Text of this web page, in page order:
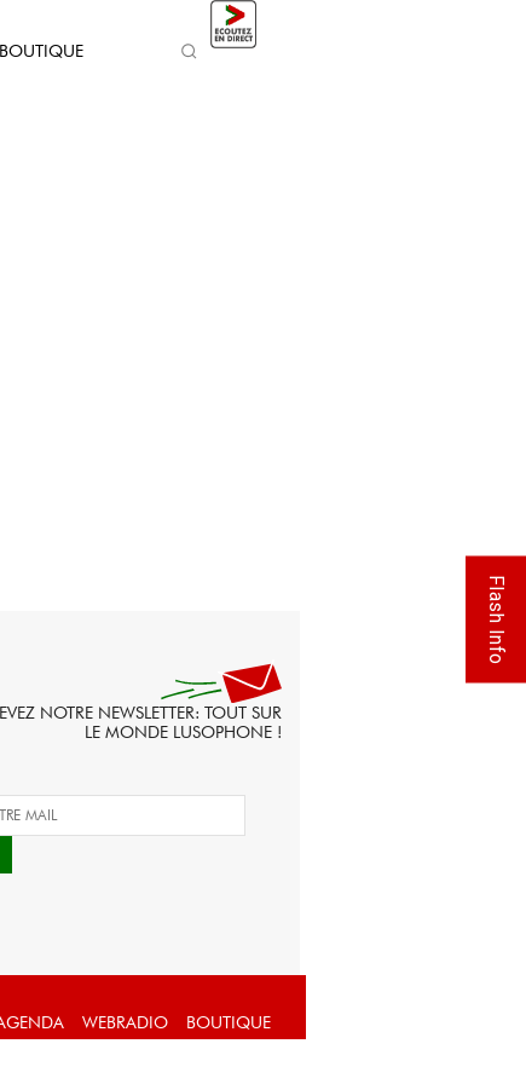
BOUTIQUE
NOTRE NEWSLETTER: TOUT SUR
LE MONDE LUSOPHONE !
WEBRADIO BOUTIQUE
Flash Info